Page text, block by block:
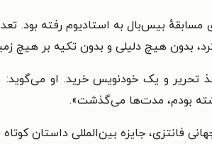
در سال ۱۹۷۸، برای تماشای مسابقهٔ بیس‌بال به
بدون هیچ دلیلی و بدون تکیه بر هیچ
تحریر و یک خودنویس خرید. او
بودم، مدت‌ها می‌گذشت».
فانتزی، جایزه بین‌المللی داستان